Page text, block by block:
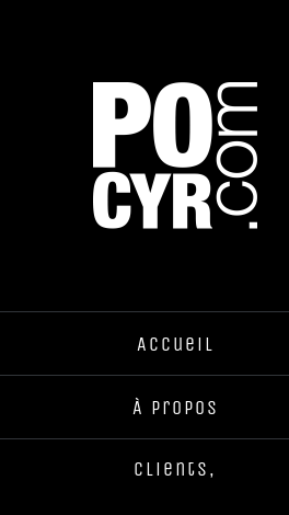
Accueil
À Propos
Clients,